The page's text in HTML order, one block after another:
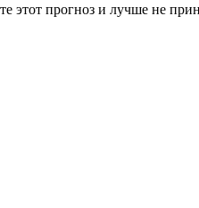
прогноз и лучше не